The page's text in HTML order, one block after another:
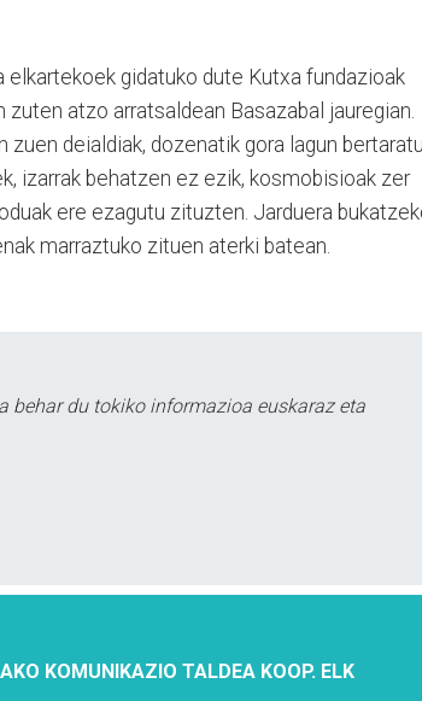
elkartekoek gidatuko dute Kutxa fundazioak
atzo arratsaldean Basazabal jauregian.
deialdiak, dozenatik gora lagun
izarrak behatzen ez ezik, kosmobisioak zer
ere ezagutu zituzten. Jarduera
marraztuko zituen aterki batean.
behar du tokiko informazioa euskaraz eta
KOMUNIKAZIO TALDEA KOOP. ELK